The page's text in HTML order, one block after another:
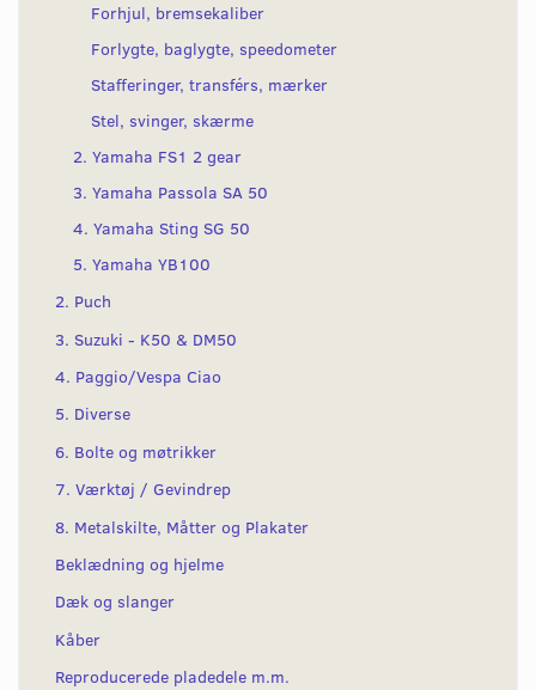
Forhjul, bremsekaliber
Forlygte, baglygte, speedometer
Stafferinger, transférs, mærker
Stel, svinger, skærme
2. Yamaha FS1 2 gear
3. Yamaha Passola SA 50
4. Yamaha Sting SG 50
5. Yamaha YB100
2. Puch
3. Suzuki - K50 & DM50
4. Paggio/Vespa Ciao
5. Diverse
6. Bolte og møtrikker
7. Værktøj / Gevindrep
8. Metalskilte, Måtter og Plakater
Beklædning og hjelme
Dæk og slanger
Kåber
Reproducerede pladedele m.m.